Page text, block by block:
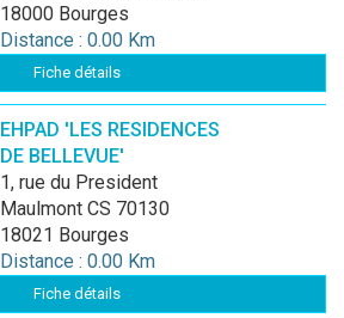
18000 Bourges
Distance : 0.00 Km
Fiche détails
EHPAD 'LES RESIDENCES
DE BELLEVUE'
1, rue du President
Maulmont CS 70130
18021 Bourges
Distance : 0.00 Km
Fiche détails